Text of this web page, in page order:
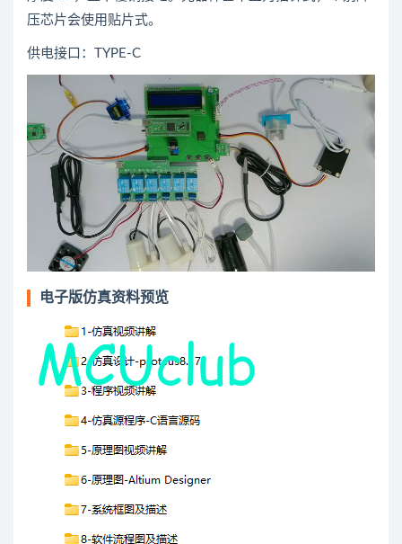
压芯片会使用贴片式。
供电接口：TYPE-C
电子版仿真资料预览